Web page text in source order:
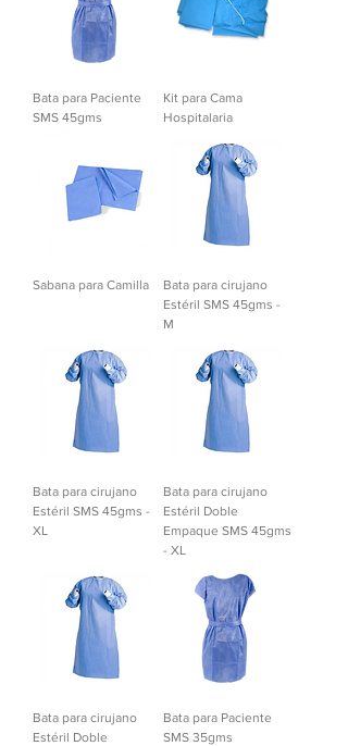
Bata para Paciente
SMS 45gms
Kit para Cama
Hospitalaria
Sabana para Camilla
Bata para cirujano
Estéril SMS 45gms -
M
Bata para cirujano
Estéril SMS 45gms -
XL
Bata para cirujano
Estéril Doble
Empaque SMS 45gms
- XL
Bata para cirujano
Estéril Doble
Bata para Paciente
SMS 35gms